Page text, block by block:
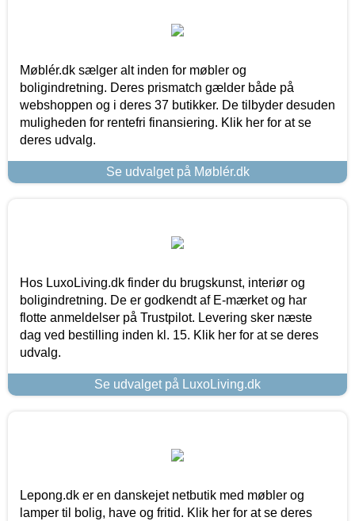
Møblér.dk sælger alt inden for møbler og
boligindretning. Deres prismatch gælder både på
webshoppen og i deres 37 butikker. De tilbyder desuden
muligheden for rentefri finansiering. Klik her for at se
deres udvalg.
Se udvalget på Møblér.dk
Hos LuxoLiving.dk finder du brugskunst, interiør og
boligindretning. De er godkendt af E-mærket og har
flotte anmeldelser på Trustpilot. Levering sker næste
dag ved bestilling inden kl. 15. Klik her for at se deres
udvalg.
Se udvalget på LuxoLiving.dk
Lepong.dk er en danskejet netbutik med møbler og
lamper til bolig, have og fritid. Klik her for at se deres